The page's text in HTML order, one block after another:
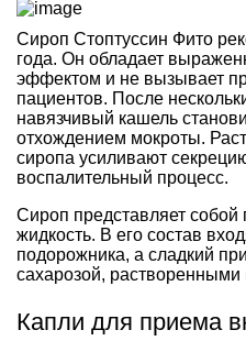
Сироп Стоптуссин Фито
года. Он обладает
эффектом и не вызывает
пациентов. После
навязчивый кашель
отхождением мокроты.
сиропа усиливают
воспалительный процесс.
Сироп представляет собой
жидкость. В его состав
подорожника, а сладкий
сахарозой, растворенными
Капли для приема